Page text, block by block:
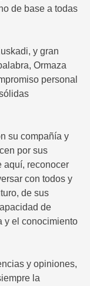
de base a todas
y gran
Ormaza
personal
su compañía y
por sus
aquí, reconocer
con todos y
de sus
de
y el conocimiento
y opiniones,
la